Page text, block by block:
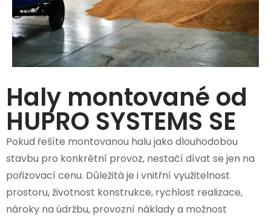
Haly montované od
HUPRO SYSTEMS SE
Pokud řešíte montovanou halu jako dlouhodobou
stavbu pro konkrétní provoz, nestačí dívat se jen na
pořizovací cenu. Důležitá je i vnitřní využitelnost
prostoru, životnost konstrukce, rychlost realizace,
nároky na údržbu, provozní náklady a možnost